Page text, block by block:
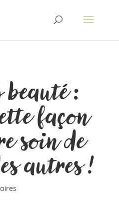
:
façon
soin de
autres !